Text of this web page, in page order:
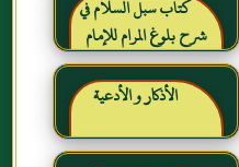
كتاب سبل السلام في
شرح بلوغ المرام للإمام
الصنعاني رحمه الله
الأذكار و الأدعية